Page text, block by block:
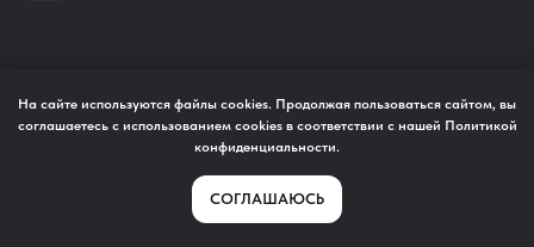
Подарочные сертификаты
На сайте используются файлы cookies. Продолжая пользоваться сайтом, вы
соглашаетесь с использованием cookies в соответствии с нашей Политикой
конфиденциальности.
СОГЛАШАЮСЬ